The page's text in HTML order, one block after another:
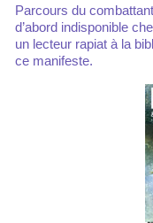
Parcours du
d’abord indisponible
un lecteur rapiat à la
ce manifeste.